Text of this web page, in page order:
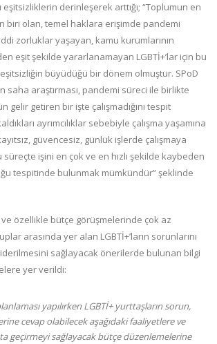
eşitsizliklerin derinleşerek arttığı; “Toplumun en
biri olan, temel haklara erişimde pandemi
zorluklar yaşayan, kamu kurumlarının
eşit şekilde yararlanamayan LGBTİ+’lar için bu
büyüdüğü bir dönem olmuştur. SPoD
saha araştırması, pandemi süreci ile birlikte
gelir getiren bir işte çalışmadığını tespit
ayrımcılıklar sebebiyle çalışma yaşamına
güvencesiz, günlük işlerde çalışmaya
süreçte işini en çok ve en hızlı şekilde kaybeden
tespitinde bulunmak mümkündür” şeklinde
özellikle bütçe görüşmelerinde çok az
arasında yer alan LGBTİ+’ların sorunlarını
sağlayacak önerilerde bulunan bilgi
yer verildi:
yapılırken LGBTİ+ yurttaşların sorun,
cevap olabilecek aşağıdaki faaliyetlere ve
geçirmeyi sağlayacak bütçe düzenlemelerine